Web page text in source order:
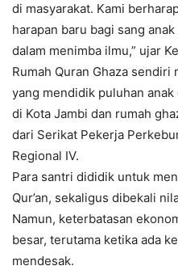
di masyarakat. Kami
harapan baru bagi sang
dalam menimba ilmu,” ujar
Rumah Quran Ghaza
yang mendidik puluhan
di Kota Jambi dan rumah
dari Serikat Pekerja
Regional IV.
Para santri dididik untuk
Qur’an, sekaligus dibekali
Namun, keterbatasan
besar, terutama ketika ada
mendesak.